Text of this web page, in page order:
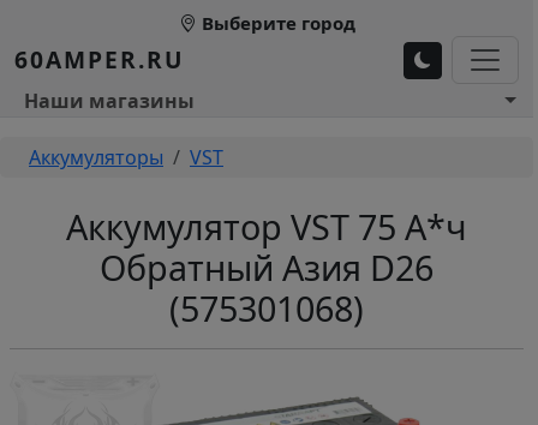
Перейти к основному содержанию
Выберите город
60AMPER.RU
Основное меню 1
Наши магазины
Строка навигации
Аккумуляторы VST
Аккумулятор VST 75 А*ч
Обратный Азия D26
(575301068)